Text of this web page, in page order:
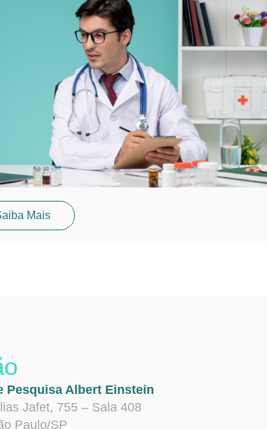
Mais
Pesquisa Albert Einstein
Jafet, 755 – Sala 408
Paulo/SP